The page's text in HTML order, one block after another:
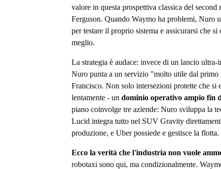
valore in questa prospettiva classica del second
Ferguson. Quando Waymo ha problemi, Nuro
per testare il proprio sistema e assicurarsi che si
meglio.
La strategia è audace: invece di un lancio ultra-
Nuro punta a un servizio "molto utile dal primo
Francisco. Non solo intersezioni protette che si
lentamente - un dominio operativo ampio fin
piano coinvolge tre aziende: Nuro sviluppa la
Lucid integra tutto nel SUV Gravity
produzione, e Uber possiede e gestisce la flotta.
Ecco la verità che l'industria non vuole
robotaxi sono qui, ma condizionalmente.